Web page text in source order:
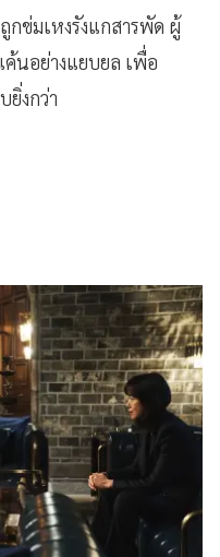
ข่มเหงรังแกสารพัด ผู้
นอย่างแยบยล เพื่อ
ยิ่งกว่า